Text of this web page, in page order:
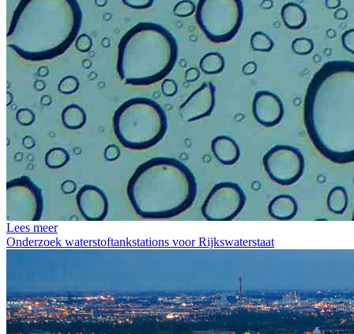
Lees meer
Onderzoek waterstoftankstations voor Rijkswaterstaat